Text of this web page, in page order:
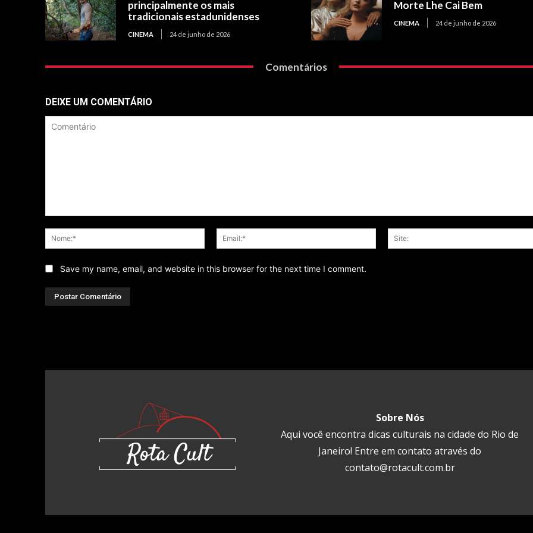
principalmente os mais
tradicionais estadunidenses
CINEMA 24 de junho de 2026
Morte Lhe Cai Bem
CINEMA 24 de junho de 2026
Comentários
DEIXE UM COMENTÁRIO
Nome:*
Email:*
Save my name, email, and website in this browser for the next time I comment.
Sobre Nós
Aqui você encontra dicas culturais na cidade do Rio de
Janeiro! Entre em contato através do
contato@rotacult.com.br